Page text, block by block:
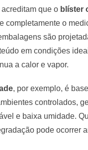
que o blíster
completamente o
são
em condições
a calor e vapor.
, por exemplo, é
controlados,
e baixa umidade.
pode ocorrer